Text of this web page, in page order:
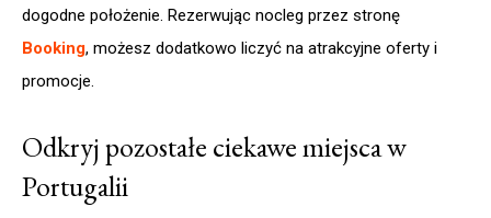
dogodne położenie. Rezerwując nocleg przez stronę
Booking, możesz dodatkowo liczyć na atrakcyjne oferty i
promocje.
Odkryj pozostałe ciekawe miejsca w
Portugalii